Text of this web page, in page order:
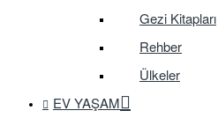
Gezi Kitapları
Rehber
Ülkeler
EV YAŞAM